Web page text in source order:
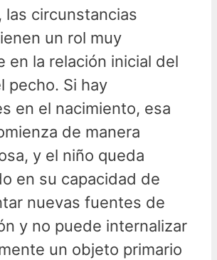
las circunstancias
un rol muy
en la relación inicial del
pecho. Si hay
en el nacimiento, esa
de manera
y el niño queda
en su capacidad de
nuevas fuentes de
y no puede internalizar
un objeto primario